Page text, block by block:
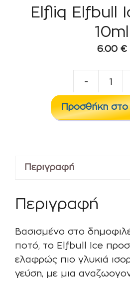
Elfliq Elfbull
10ml
6.00 €
-
Προσθήκη στο
Περιγραφή
Περιγραφή
Βασισμένο στο
ποτό, το Elfbull Ice
ελαφρώς πιο γλυκιά
γεύση, με μια